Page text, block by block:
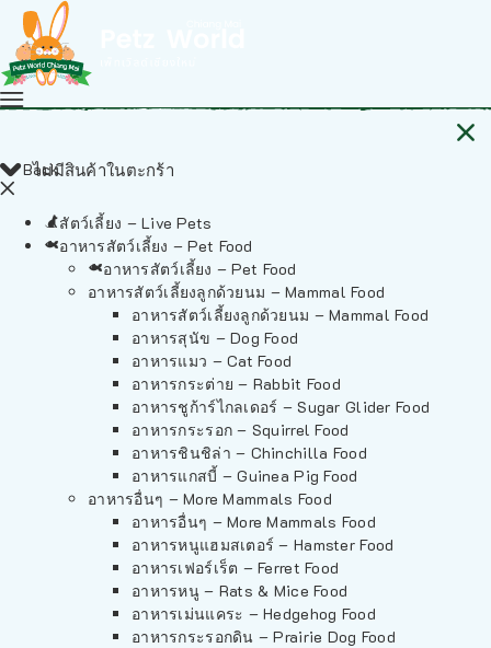
ไม่มีสินค้าในตะกร้า
Back
สัตว์เลี้ยง – Live Pets
อาหารสัตว์เลี้ยง – Pet Food
อาหารสัตว์เลี้ยง – Pet Food
อาหารสัตว์เลี้ยงลูกด้วยนม – Mammal Food
อาหารสัตว์เลี้ยงลูกด้วยนม – Mammal Food
อาหารสุนัข – Dog Food
อาหารแมว – Cat Food
อาหารกระต่าย – Rabbit Food
อาหารชูก้าร์ไกลเดอร์ – Sugar Glider Food
อาหารกระรอก – Squirrel Food
อาหารชินชิล่า – Chinchilla Food
อาหารแกสบี้ – Guinea Pig Food
อาหารอื่นๆ – More Mammals Food
อาหารอื่นๆ – More Mammals Food
อาหารหนูแฮมสเตอร์ – Hamster Food
อาหารเฟอร์เร็ต – Ferret Food
อาหารหนู – Rats & Mice Food
อาหารเม่นแคระ – Hedgehog Food
อาหารกระรอกดิน – Prairie Dog Food